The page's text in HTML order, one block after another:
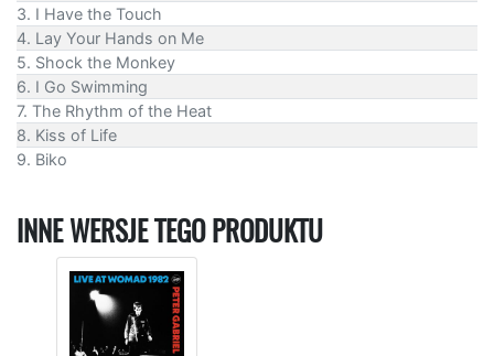
3. I Have the Touch
4. Lay Your Hands on Me
5. Shock the Monkey
6. I Go Swimming
7. The Rhythm of the Heat
8. Kiss of Life
9. Biko
INNE WERSJE TEGO PRODUKTU